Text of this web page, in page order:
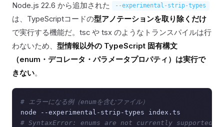
Node.js 22.6 から追加された --experimental-strip-types
は、TypeScriptコードの型アノテーションを取り除くだけ
で実行する機能だ。tsc や tsx のようなトランスパイルは行
わないため、 型情報以外の TypeScript 固有構文
（enum・デコレータ・パラメータプロパティ）は実行で
きない。
# エラーになる例（enumを含むファイル）
# SyntaxError: enums are not currently supported